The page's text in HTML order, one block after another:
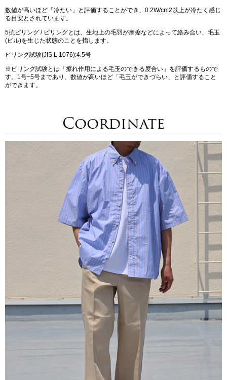
数値が高いほど「冷たい」と評価することができ、0.2W/cm2以上が冷たく感じ
る目安とされています。
5抗ピリング / ピリングとは、生地上の毛羽が摩擦などによって絡み合い、毛玉
(ピル)を生じた状態のことを指します。
ピリング試験(JIS L 1076):4.5号
※ピリング試験とは「擦れ作用による毛玉のできる度合い」を評価するもので
す。1号~5号まであり、数値が高いほど「毛玉ができづらい」と評価すること
ができます。
Coordinate